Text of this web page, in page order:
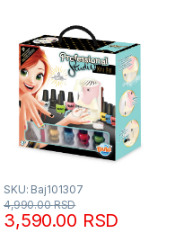
SKU: Baj101307
3,590.00 RSD
4,990.00RSD